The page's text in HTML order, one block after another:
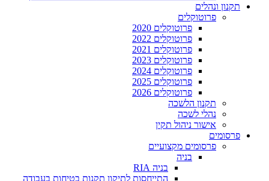
תקנון ונהלים
פרוטוקלים
פרוטוקלים 2020
פרוטוקלים 2022
פרוטוקלים 2021
פרוטוקלים 2023
פרוטוקלים 2024
פרוטוקלים 2025
פרוטוקלים 2026
תקנון הלשכה
נהלי לשכה
אישור ניהול תקין
פרסומים
פרסומים מקצועיים
בניה
בניה RIA
התייחסות לתיקון תקנות בטיחות בעבודה